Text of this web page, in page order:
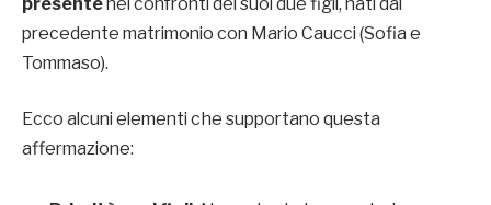
precedente matrimonio con Mario Caucci (Sofia e
Tommaso).
Ecco alcuni elementi che supportano questa
affermazione: